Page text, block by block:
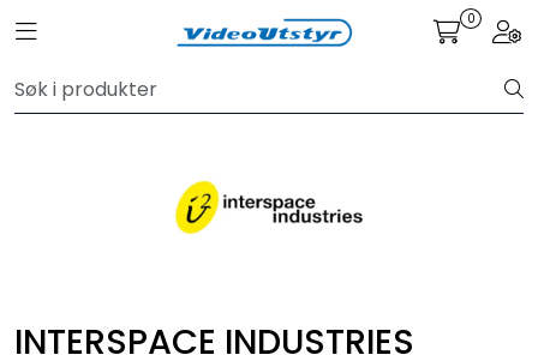
Toggle navigation 0
INTERSPACE INDUSTRIES
VIDEO